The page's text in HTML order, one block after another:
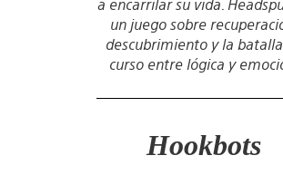
a encarrilar su vida.
un juego sobre
descubrimiento y la
curso entre lógica y
Hookbots